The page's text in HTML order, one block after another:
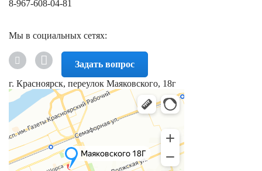
8-967-608-04-81
Мы в социальных сетях:
Задать вопрос
г. Красноярск, переулок Маяковского, 18г